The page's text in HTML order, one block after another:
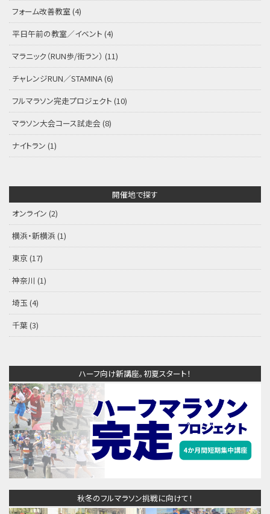
フォーム改善教室 (4)
平日午前の教室／イベント (4)
マラニック（RUN歩/街ラン） (11)
チャレンジRUN／STAMINA(6)
フルマラソン完走プロジェクト (10)
マラソン大会コース試走会 (8)
ナイトラン (1)
開催地で探す
オンライン (2)
横浜・新横浜 (1)
東京 (17)
神奈川 (1)
埼玉 (4)
千葉 (3)
ハーフ向け新講座。初夏スタート！
秋冬のフルマラソン挑戦に向けて！